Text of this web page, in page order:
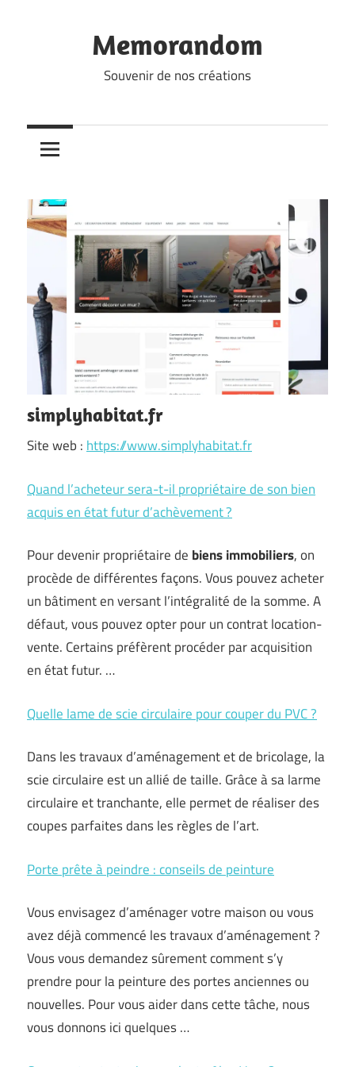
Memorandom
Souvenir de nos créations
simplyhabitat.fr
Site web : https://www.simplyhabitat.fr
Quand l’acheteur sera-t-il propriétaire de son bien
acquis en état futur d’achèvement ?
Pour devenir propriétaire de biens immobiliers, on
procède de différentes façons. Vous pouvez acheter
un bâtiment en versant l’intégralité de la somme. A
défaut, vous pouvez opter pour un contrat location-
vente. Certains préfèrent procéder par acquisition
en état futur. …
Quelle lame de scie circulaire pour couper du PVC ?
Dans les travaux d’aménagement et de bricolage, la
scie circulaire est un allié de taille. Grâce à sa larme
circulaire et tranchante, elle permet de réaliser des
coupes parfaites dans les règles de l’art.
Porte prête à peindre : conseils de peinture
Vous envisagez d’aménager votre maison ou vous
avez déjà commencé les travaux d’aménagement ?
Vous vous demandez sûrement comment s’y
prendre pour la peinture des portes anciennes ou
nouvelles. Pour vous aider dans cette tâche, nous
vous donnons ici quelques …